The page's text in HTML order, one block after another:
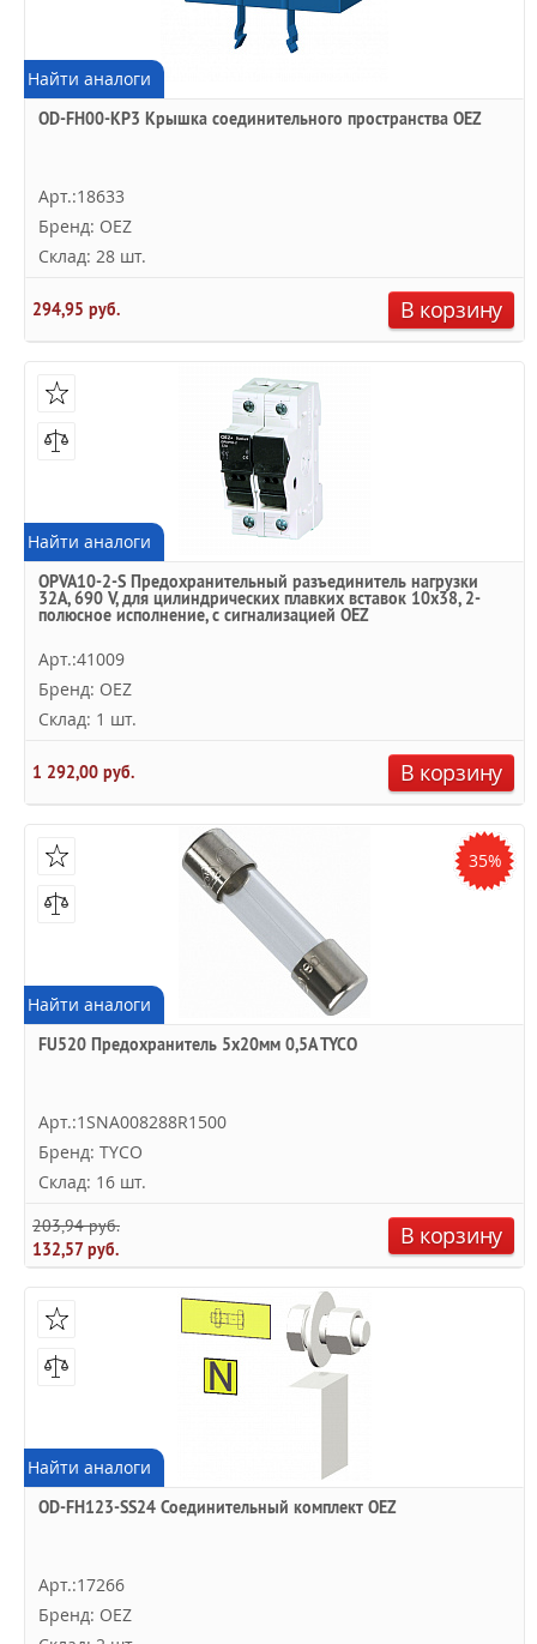
Найти аналоги
OD-FH00-KP3 Крышка соединительного пространства OEZ
Арт.:18633
Бренд: OEZ
Склад: 28 шт.
294,95 руб. В корзину
Найти аналоги
OPVA10-2-S Предохранительный разъединитель нагрузки
32A, 690 V, для цилиндрических плавких вставок 10x38, 2-
полюсное исполнение, с сигнализацией OEZ
Арт.:41009
Бренд: OEZ
Склад: 1 шт.
1 292,00 руб. В корзину
35%
Найти аналоги
FU520 Предохранитель 5x20мм 0,5A TYCO
Арт.:1SNA008288R1500
Бренд: TYCO
Склад: 16 шт.
203,94 руб.
132,57 руб.
В корзину
Найти аналоги
OD-FH123-SS24 Соединительный комплект OEZ
Арт.:17266
Бренд: OEZ